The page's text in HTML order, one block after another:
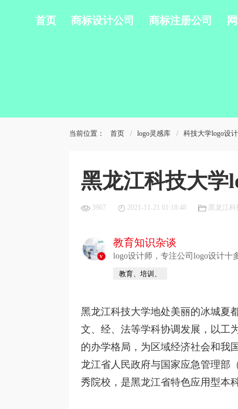
首页 商标设计公司 商标注册公司
当前位置： 首页 logo灵感库 科技大学logo设计
黑龙江科技大学
3967 2021-11-21 01:18:48 黑龙江科
v
教育知识杂谈
logo设计师，专注公司logo设计十
教育、培训、
黑龙江科技大学地处美丽的冰城夏
文、经、法等学科协调发展，以工
的办学格局，为区域经济社会和我
龙江省人民政府与国家应急管理部
秀院校，是黑龙江省特色应用型本